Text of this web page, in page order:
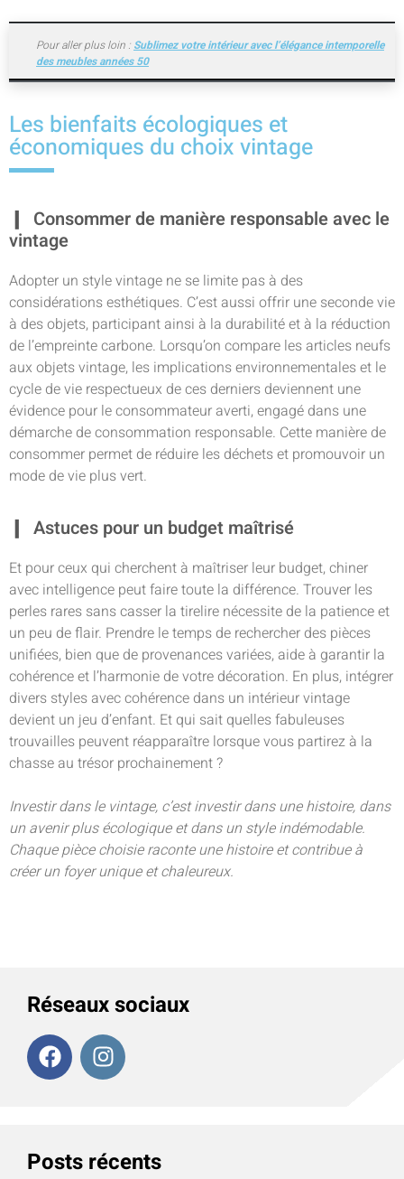
Pour aller plus loin : Sublimez votre intérieur avec l’élégance intemporelle
des meubles années 50
Les bienfaits écologiques et
économiques du choix vintage
Consommer de manière responsable avec le
vintage
Adopter un style vintage ne se limite pas à des
considérations esthétiques. C’est aussi offrir une seconde vie
à des objets, participant ainsi à la durabilité et à la réduction
de l’empreinte carbone. Lorsqu’on compare les articles neufs
aux objets vintage, les implications environnementales et le
cycle de vie respectueux de ces derniers deviennent une
évidence pour le consommateur averti, engagé dans une
démarche de consommation responsable. Cette manière de
consommer permet de réduire les déchets et promouvoir un
mode de vie plus vert.
Astuces pour un budget maîtrisé
Et pour ceux qui cherchent à maîtriser leur budget, chiner
avec intelligence peut faire toute la différence. Trouver les
perles rares sans casser la tirelire nécessite de la patience et
un peu de flair. Prendre le temps de rechercher des pièces
unifiées, bien que de provenances variées, aide à garantir la
cohérence et l’harmonie de votre décoration. En plus, intégrer
divers styles avec cohérence dans un intérieur vintage
devient un jeu d’enfant. Et qui sait quelles fabuleuses
trouvailles peuvent réapparaître lorsque vous partirez à la
chasse au trésor prochainement ?
Investir dans le vintage, c’est investir dans une histoire, dans
un avenir plus écologique et dans un style indémodable.
Chaque pièce choisie raconte une histoire et contribue à
créer un foyer unique et chaleureux.
Réseaux sociaux
Posts récents